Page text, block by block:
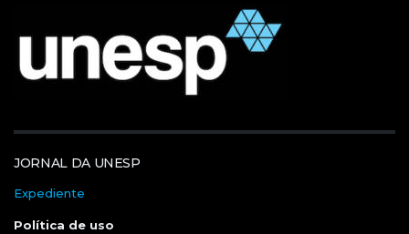
JORNAL DA UNESP
Expediente
Política de uso